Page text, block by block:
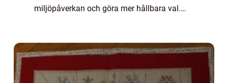
miljöpåverkan och göra mer hållbara val.